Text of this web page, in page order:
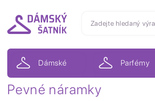
Dámské Parfémy
Pevné náramky